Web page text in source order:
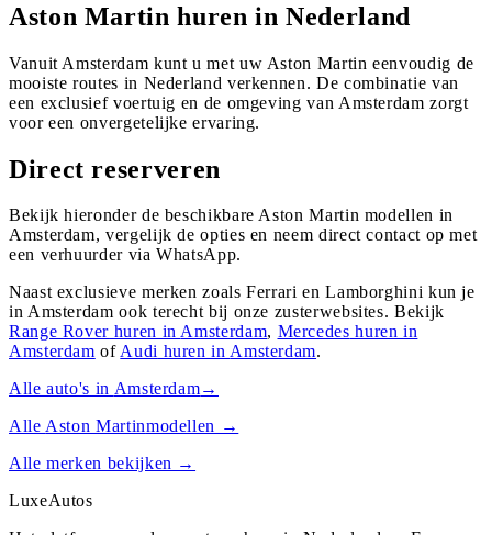
Aston Martin huren in Nederland
Vanuit Amsterdam kunt u met uw Aston Martin eenvoudig de
mooiste routes in Nederland verkennen. De combinatie van
een exclusief voertuig en de omgeving van Amsterdam zorgt
voor een onvergetelijke ervaring.
Direct reserveren
Bekijk hieronder de beschikbare Aston Martin modellen in
Amsterdam, vergelijk de opties en neem direct contact op met
een verhuurder via WhatsApp.
Naast exclusieve merken zoals Ferrari en Lamborghini kun je
in Amsterdam ook terecht bij onze zusterwebsites. Bekijk
Range Rover huren inAmsterdam, Mercedes huren in
Amsterdam ofAudi huren inAmsterdam.
Alle auto's in Amsterdam→
AlleAston Martinmodellen →
Alle merken bekijken →
LuxeAutos